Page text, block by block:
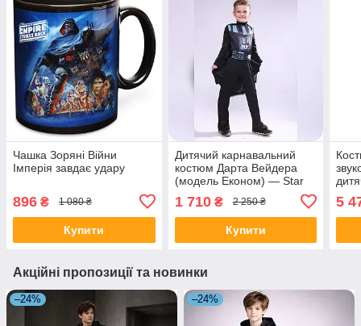
Чашка Зоряні Війни
Імперія завдає удару
896 ₴ 1 080 ₴
Купити
Дитячий карнавальний
костюм Дарта Вейдера
(модель Економ) — Star
1 710₴ 2 250 ₴
Купити
5
Акційні пропозиції та новинки
–24% –24%